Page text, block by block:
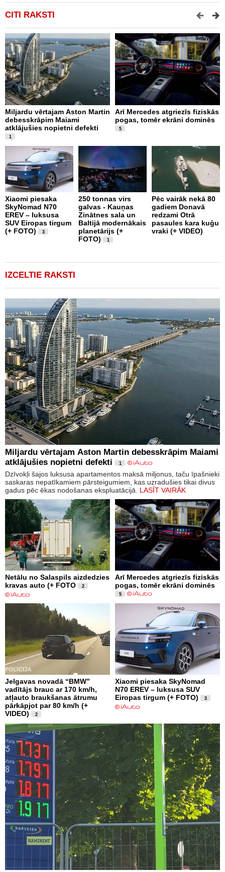
CITI RAKSTI
Miljardu vērtajam Aston Martin
debesskrāpim Maiami
atklājušies nopietni defekti
1
Arī Mercedes atgriezīs fiziskās
pogas, tomēr ekrāni dominēs
5
Xiaomi piesaka
SkyNomad N70
EREV – luksusa
SUV Eiropas tirgum
(+ FOTO)
3
250 tonnas virs
galvas - Kauņas
Zinātnes sala un
Baltijā modernākais
planetārijs (+
FOTO)
1
Pēc vairāk nekā 80
gadiem Donavā
redzami Otrā
pasaules kara kuģu
vraki (+ VIDEO)
IZCELTIE RAKSTI
Miljardu vērtajam Aston Martin debesskrāpim Maiami
atklājušies nopietni defekti
1
Dzīvokļi šajos luksusa apartamentos maksā miljonus, taču īpašnieki
saskaras nepatīkamiem pārsteigumiem, kas uzradušies tikai divus
gadus pēc ēkas nodošanas ekspluatācijā. LASĪT VAIRĀK
Netālu no Salaspils aizdedzies
kravas auto (+ FOTO
2
Arī Mercedes atgriezīs fiziskās
pogas, tomēr ekrāni dominēs
5
Jelgavas novadā “BMW”
vadītājs brauc ar 170 km/h,
atļauto braukšanas ātrumu
pārkāpjot par 80 km/h (+
VIDEO)
2
Xiaomi piesaka SkyNomad
N70 EREV – luksusa SUV
Eiropas tirgum (+ FOTO)
3